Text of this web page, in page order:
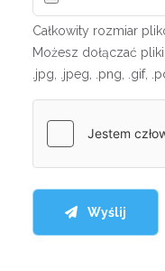
Całkowity rozmiar
Możesz dołączać
.jpg, .jpeg, .png, .gif,
Wyślij